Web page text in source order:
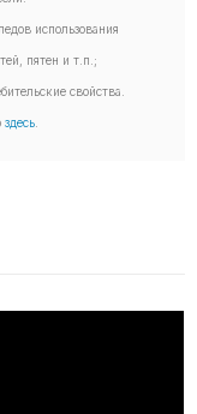
использования
пятен и т.п.;
свойства.
здесь